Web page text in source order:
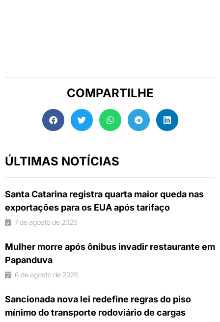
COMPARTILHE
ÚLTIMAS NOTÍCIAS
Santa Catarina registra quarta maior queda nas
exportações para os EUA após tarifaço
7 de agosto de 2026
Mulher morre após ônibus invadir restaurante em
Papanduva
6 de agosto de 2026
Sancionada nova lei redefine regras do piso
mínimo do transporte rodoviário de cargas